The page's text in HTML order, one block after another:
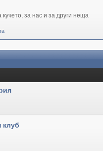
за нас и за други неща
клуб